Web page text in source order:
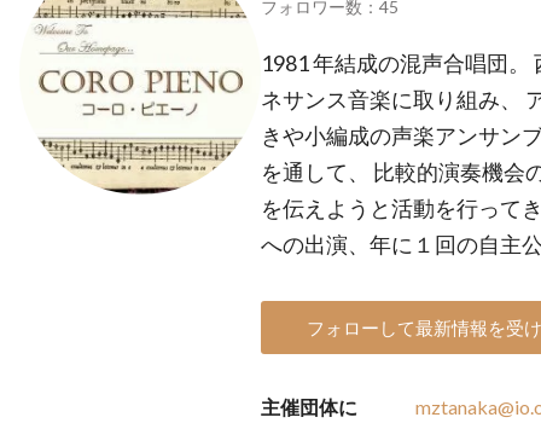
フォロワー数：45
1981 年結成の混声合唱団
ネサンス音楽に取り組み、
きや小編成の声楽アンサン
を通して、 比較的演奏機会
を伝えようと活動を行って
への出演、年に１回の自主
フォローして最新情報を受
主催団体に